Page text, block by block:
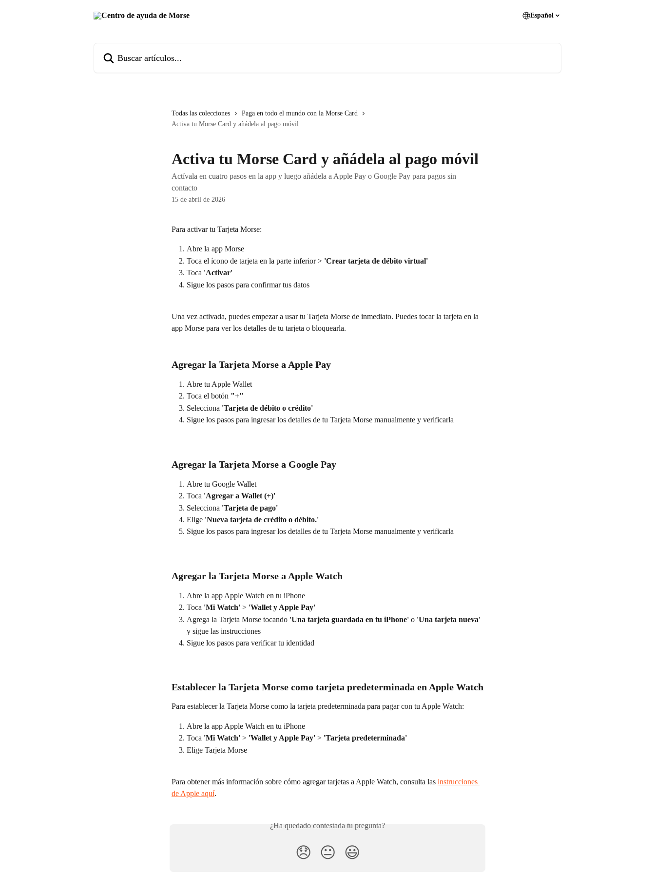
Español
Todas las colecciones
Paga en todo el mundo con la Morse Card
Activa tu Morse Card y añádela al pago móvil
Activa tu Morse Card y añádela al pago móvil
Actívala en cuatro pasos en la app y luego añádela a Apple Pay o Google Pay para pagos sin
contacto
15 de abril de 2026
Para activar tu Tarjeta Morse:
Abre la app Morse
Toca el ícono de tarjeta en la parte inferior > 'Crear tarjeta de débito virtual'
Toca 'Activar'
Sigue los pasos para confirmar tus datos
Una vez activada, puedes empezar a usar tu Tarjeta Morse de inmediato. Puedes tocar la tarjeta en la
app Morse para ver los detalles de tu tarjeta o bloquearla.
Agregar la Tarjeta Morse a Apple Pay
Abre tu Apple Wallet
Toca el botón "+"
Selecciona 'Tarjeta de débito o crédito'
Sigue los pasos para ingresar los detalles de tu Tarjeta Morse manualmente y verificarla
Agregar la Tarjeta Morse a Google Pay
Abre tu Google Wallet
Toca 'Agregar a Wallet (+)'
Selecciona 'Tarjeta de pago'
Elige 'Nueva tarjeta de crédito o débito.'
Sigue los pasos para ingresar los detalles de tu Tarjeta Morse manualmente y verificarla
Agregar la Tarjeta Morse a Apple Watch
Abre la app Apple Watch en tu iPhone
Toca 'Mi Watch' > 'Wallet y Apple Pay'
Agrega la Tarjeta Morse tocando 'Una tarjeta guardada en tu iPhone' o 'Una tarjeta nueva'
y sigue las instrucciones
Sigue los pasos para verificar tu identidad
Establecer la Tarjeta Morse como tarjeta predeterminada en Apple Watch
Para establecer la Tarjeta Morse como la tarjeta predeterminada para pagar con tu Apple Watch:
Abre la app Apple Watch en tu iPhone
Toca 'Mi Watch' > 'Wallet y Apple Pay' > 'Tarjeta predeterminada'
Elige Tarjeta Morse
Para obtener más información sobre cómo agregar tarjetas a Apple Watch, consulta las instrucciones
de Apple aquí.
¿Ha quedado contestada tu pregunta?
😞 😐 😃